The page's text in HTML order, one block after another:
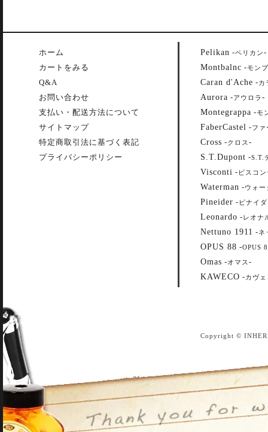
ホーム
カートをみる
Q&A
お問い合わせ
支払い・配送方法について
サイトマップ
特定商取引法に基づく表記
プライバシーポリシー
Pelikan -ペリカン-
Montbalnc -モン
Caran d'Ache -カ
Aurora -アウロラ -
Montegrappa -モ
FaberCastel -ファ
Cross -クロス -
S.T.Dupont -S.T.
Visconti - ビスコ
Waterman -ウォー
Pineider - ピナイ
Leonardo -レオナ
Nettuno 1911 -ネ
OPUS 88 -OPUS
Omas -オマス -
KAWECO -カヴェ
Copyright ©